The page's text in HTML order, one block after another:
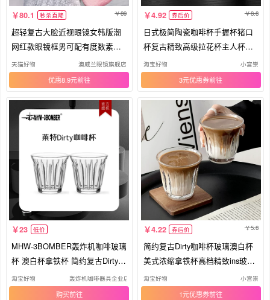
80.1 秒杀直降 89
超轻复古大脸近视眼镜女韩版潮
网红款眼镜框男可配有度数素颜
眼睛
天猫好物 澳威兰眼镜旗舰店
优惠8.9元
4.92 券后价 8.8
日式极简陶瓷咖啡杯手握杯猪口
杯复古精致高级拉花杯主人杯澳
白杯
淘宝好物 小宫崇
3元优惠券
23 低价
MHW-3BOMBER轰炸机咖啡玻璃
杯 澳白杯拿铁杯 简约复古Dirty咖
啡杯
淘宝好物 轰炸机咖啡器具企业店
购买
4.22 券后价 5.8
简约复古Dirty咖啡杯玻璃澳白杯
美式浓缩拿铁杯高档精致ins玻璃
杯
淘宝好物 小宫崇
1元优惠券